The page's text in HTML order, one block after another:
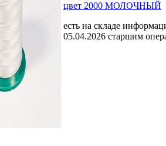
цвет 2000 МОЛОЧНЫЙ
есть на складе
05.04.2026 старшим